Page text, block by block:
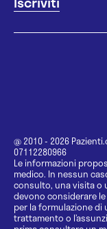
@ 2010 - 2026
07112280966
Le informazioni
medico. In nessun
consulto, una visita o
devono considerare
per la formulazione di
trattamento o